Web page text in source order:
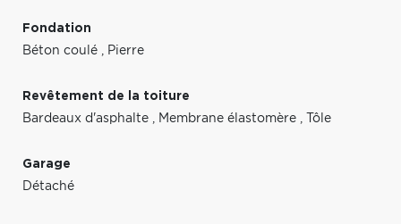
Fondation
Béton coulé , Pierre
Revêtement de la toiture
Bardeaux d'asphalte , Membrane élastomère , Tôle
Garage
Détaché